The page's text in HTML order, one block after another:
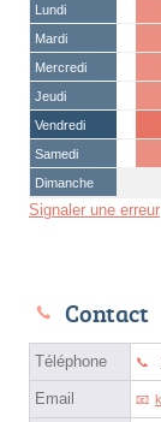
Lundi
Mardi
Mercredi
Jeudi
Vendredi
Samedi
Dimanche
Signaler une erreur
Contact
Téléphone
Email